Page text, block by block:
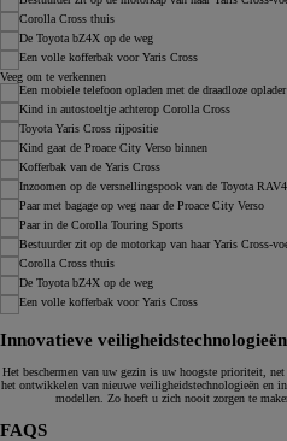
Veeg om te verkennen
Innovatieve veiligheidstechnologieën
Het beschermen van uw gezin is uw hoogste prioriteit,
het ontwikkelen van nieuwe veiligheidstechnologieën en
modellen. Zo hoeft u zich nooit zorgen te
FAQS